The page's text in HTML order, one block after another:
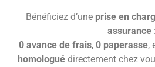
Bénéficiez d’une prise en
assurance:
0 avance de frais, 0 paperasse,
homologuédirectement chez